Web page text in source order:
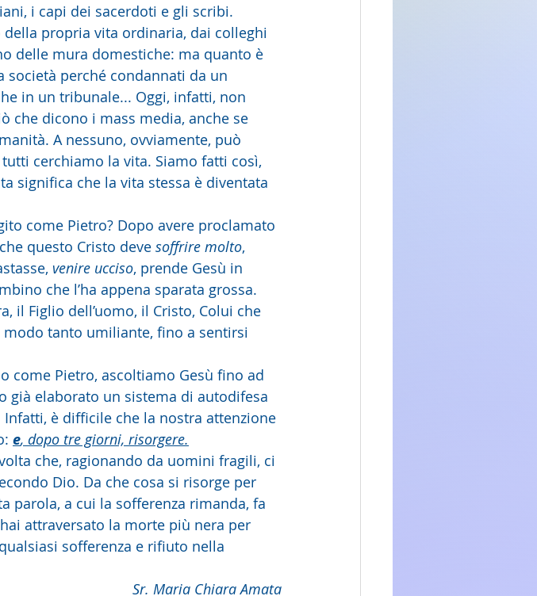
i capi dei sacerdoti e gli scribi.
propria vita ordinaria, dai colleghi
delle mura domestiche: ma quanto è
perché condannati da un
in un tribunale... Oggi, infatti, non
che dicono i mass media, anche se
A nessuno, ovviamente, può
cerchiamo la vita. Siamo fatti così,
significa che la vita stessa è diventata
come Pietro? Dopo avere proclamato
questo Cristo deve soffrire molto,
venire ucciso, prende Gesù in
che l’ha appena sparata grossa.
il Figlio dell’uomo, il Cristo, Colui che
tanto umiliante, fino a sentirsi
come Pietro, ascoltiamo Gesù fino ad
già elaborato un sistema di autodifesa
è difficile che la nostra attenzione
e, dopo tre giorni, risorgere.
che, ragionando da uomini fragili, ci
Dio. Da che cosa si risorge per
parola, a cui la sofferenza rimanda, fa
attraversato la morte più nera per
sofferenza e rifiuto nella
Sr. Maria Chiara Amata